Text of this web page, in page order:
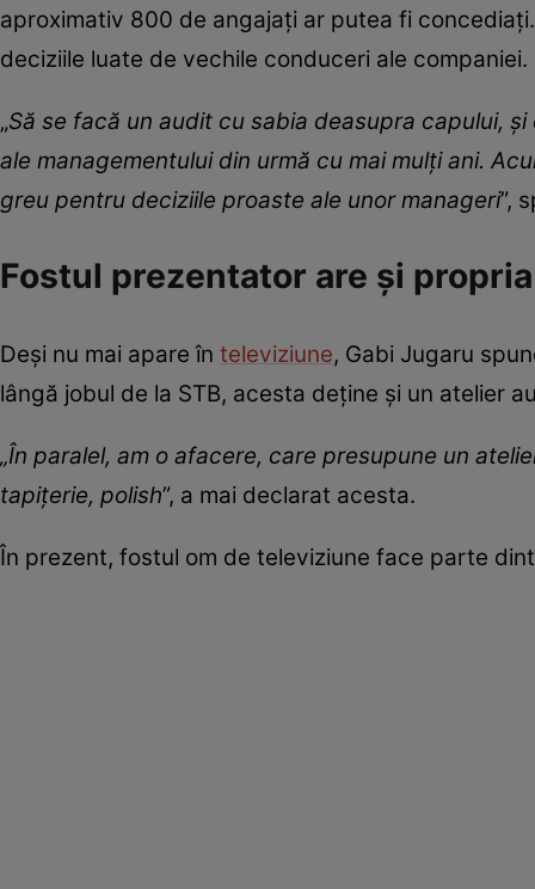
aproximativ 800 de angajați ar putea fi
deciziile luate de vechile conduceri ale companiei.
„Să se facă un audit cu sabia deasupra capului,
ale managementului din urmă cu mai mulți ani.
greu pentru deciziile proaste ale unor manageri”,
Fostul prezentator are și
Deși nu mai apare în televiziune, Gabi Jugaru
lângă jobul de la STB, acesta deține și un atelier
„În paralel, am o afacere, care presupune un
tapițerie, polish”, a mai declarat acesta.
În prezent, fostul om de televiziune face parte